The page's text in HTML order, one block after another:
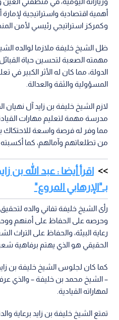
أهمية اقتصادية واستراتيجية
وكمركز استراتيجي رئيسي لأمن
ظل الشيخ خليفة ملازما لوالده
مهمته الصعبة لتحسين حياة
الدولة، مما كان له الأثر الكبير في
المسؤولية والثقة والعدالة.
لازم الشيخ خليفة بن زايد آل نهيان
مدرسة مهمة لتعليم مهارات
مما وفر له فرصة واسعة للاحتكاك
من تطلعاتهم وآمالهم، كما أكسبته
اقرأ أيضا : عبد الله
بـ"الإرهابي المروع"‏
رأى الشيخ خليفة تفاني والده لتحقيق
وحرصه على الحفاظ على أمنهم
رعاية البيئة، والحفاظ على التراث
الحقيقي هو الذي يهتم برفاهية
كما كان لجلوس الشيخ خليفة بن
– الشيخ محمد بن خليفة – والذي
لمهاراته القيادية.
تمتع الشيخ خليفة بن زايد برعاية